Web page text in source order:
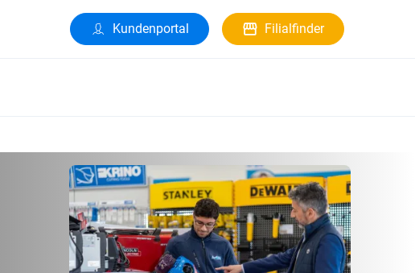
Kundenportal Filialfinder